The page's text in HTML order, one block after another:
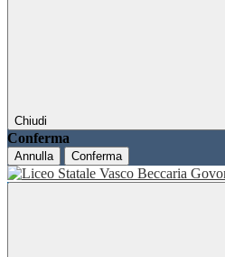
Chiudi
Conferma
Annulla Conferma